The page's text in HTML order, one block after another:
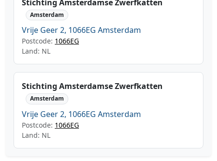
Stichting Amsterdamse Zwerfkatten
Amsterdam
Vrije Geer 2, 1066EG Amsterdam
Postcode: 1066EG
Land: NL
Stichting Amsterdamse Zwerfkatten
Amsterdam
Vrije Geer 2, 1066EG Amsterdam
Postcode: 1066EG
Land: NL